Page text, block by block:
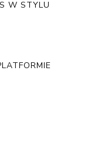
W STYLU